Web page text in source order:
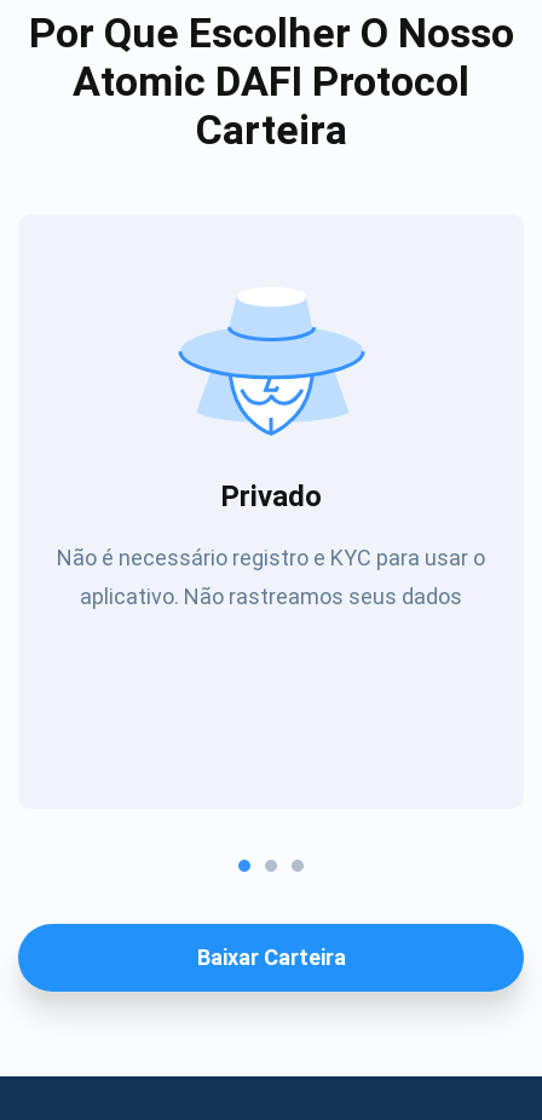
Por Que Escolher O Nosso
Atomic DAFI Protocol
Carteira
Privado
Não é necessário registro e KYC para usar o
aplicativo. Não rastreamos seus dados
Baixar Carteira